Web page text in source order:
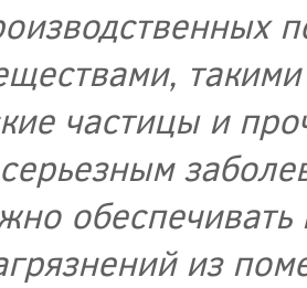
частицы и
из